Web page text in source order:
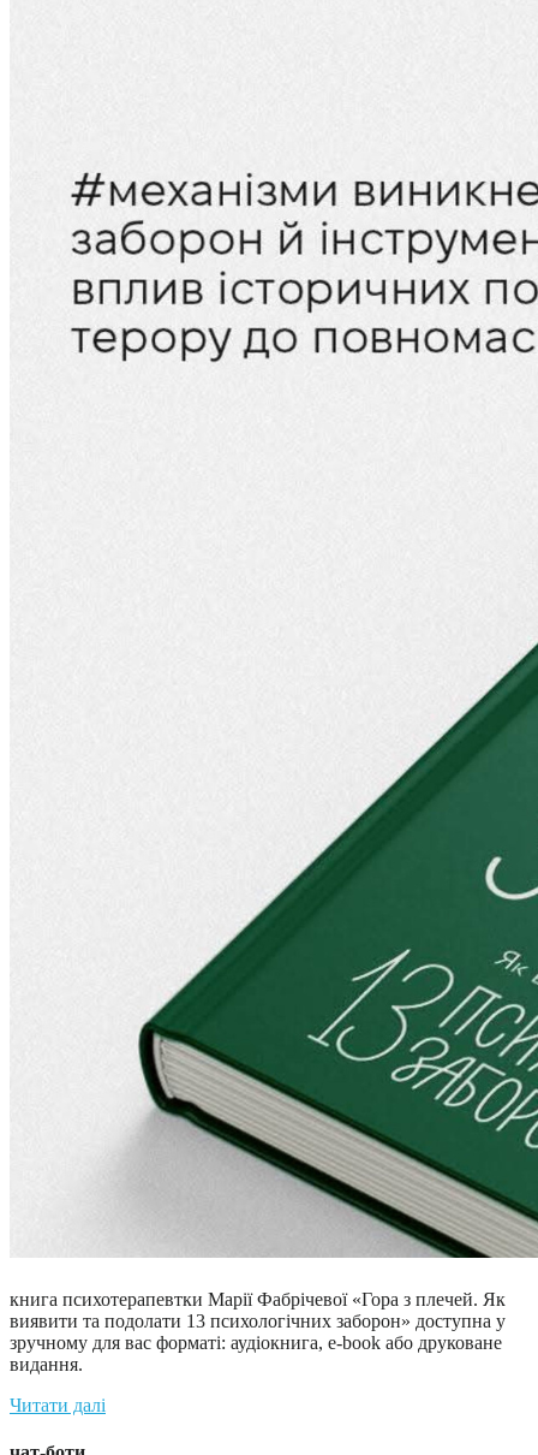
книга психотерапевтки Марії Фабрічевої «Гора з плечей. Як
виявити та подолати 13 психологічних заборон» доступна у
зручному для вас форматі: аудіокнига, e-book або друковане
видання.
Читати далі